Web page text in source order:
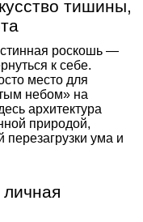
тишины,
роскошь —
к себе.
место для
небом» на
архитектура
природой,
перезагрузки ума и